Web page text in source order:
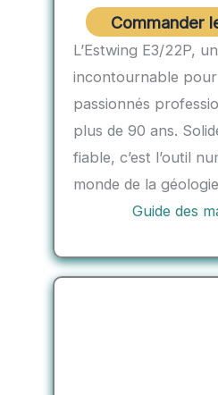
Commander
L’Estwing E3/22P, un
incontournable
passionnés
plus de 90 ans.
fiable, c’est l’outil
monde de la
Guide des